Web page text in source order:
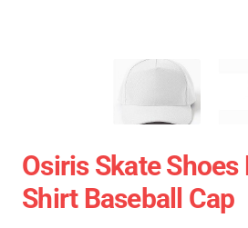
Osiris Skate Shoes
Shirt Baseball Cap